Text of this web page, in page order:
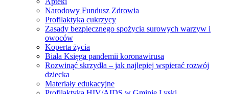
Narodowy Fundusz Zdrowia
Profilaktyka cukrzycy
Zasady bezpiecznego spożycia surowych warzyw i
owoców
Koperta życia
Biała Księga pandemii koronawirusa
Rozwinąć skrzydła – jak najlepiej wspierać rozwój
dziecka
Materiały edukacyjne